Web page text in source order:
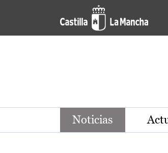
Pasar al contenido principal
Noticias de la
Noticias